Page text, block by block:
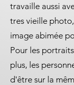
travaille aussi
tres vieille
image abimée
Pour les
plus, les
d'être sur la